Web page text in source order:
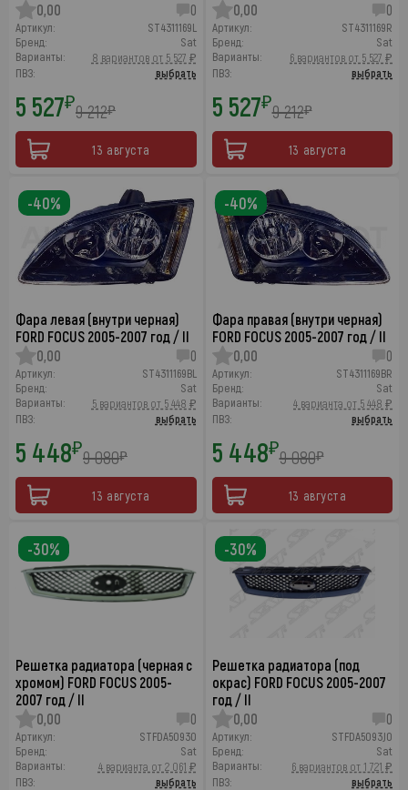
0,00
0
Артикул:
ST4311169L
Бренд:
Sat
Варианты:
8 вариантов от 5 527 ₽
ПВЗ:
выбрать
5 527₽9 212₽
13 августа
0,00
0
Артикул:
ST4311169R
Бренд:
Sat
Варианты:
6 вариантов от 5 527 ₽
ПВЗ:
выбрать
5 527₽9 212₽
13 августа
Фара левая (внутри черная)
FORD FOCUS 2005-2007 год / II
0,00
0
Артикул:
ST4311169BL
Бренд:
Sat
Варианты:
5 вариантов от 5 448 ₽
ПВЗ:
выбрать
5 448₽9 080₽
13 августа
-40%
Фара правая (внутри черная)
FORD FOCUS 2005-2007 год / II
0,00
0
Артикул:
ST4311169BR
Бренд:
Sat
Варианты:
4 варианта от 5 448 ₽
ПВЗ:
выбрать
5 448₽9 080₽
13 августа
-40%
Решетка радиатора (черная с
хромом) FORD FOCUS 2005-
2007 год / II
0,00
0
Артикул:
STFDA50930
Бренд:
Sat
Варианты:
4 варианта от 2 061 ₽
ПВЗ:
выбрать
-30%
Решетка радиатора (под
окрас) FORD FOCUS 2005-2007
год / II
0,00
0
Артикул:
STFDA5093J0
Бренд:
Sat
Варианты:
6 вариантов от 1 721 ₽
ПВЗ:
выбрать
-30%